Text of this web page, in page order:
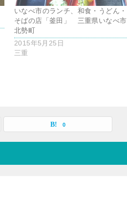
いなべ市のランチ、和食・うどん・
そばの店「釜田」 三重県いなべ市
北勢町
2015年5月25日
三重
0